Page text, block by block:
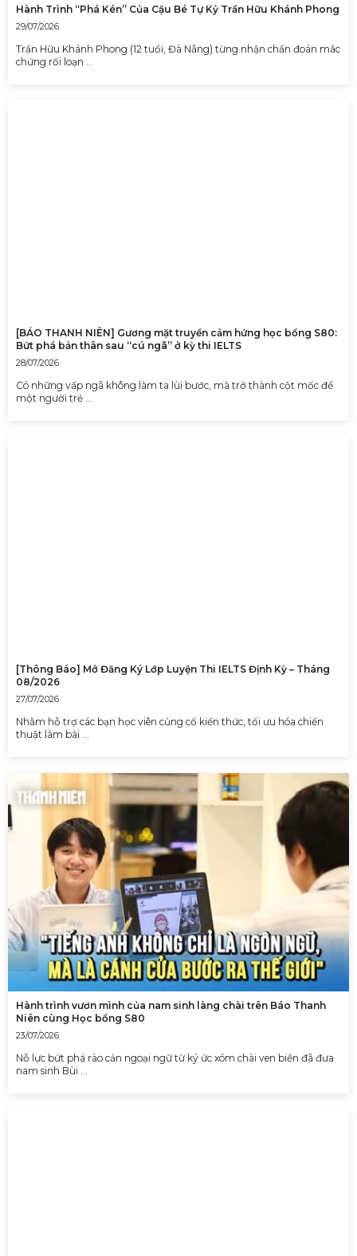
Hành Trình “Phá Kén” Của Cậu Bé Tự Kỷ Trần Hữu Khánh Phong
29/07/2026
Trần Hữu Khánh Phong (12 tuổi, Đà Nẵng) từng nhận chẩn đoán mắc
chứng rối loạn …
[BÁO THANH NIÊN] Gương mặt truyền cảm hứng học bổng S80:
Bứt phá bản thân sau “cú ngã” ở kỳ thi IELTS
28/07/2026
Có những vấp ngã không làm ta lùi bước, mà trở thành cột mốc để
một người trẻ …
[Thông Báo] Mở Đăng Ký Lớp Luyện Thi IELTS Định Kỳ – Tháng
08/2026
27/07/2026
Nhằm hỗ trợ các bạn học viên củng cố kiến thức, tối ưu hóa chiến
thuật làm bài …
Hành trình vươn mình của nam sinh làng chài trên Báo Thanh
Niên cùng Học bổng S80
23/07/2026
Nỗ lực bứt phá rào cản ngoại ngữ từ ký ức xóm chài ven biển đã đưa
nam sinh Bùi …